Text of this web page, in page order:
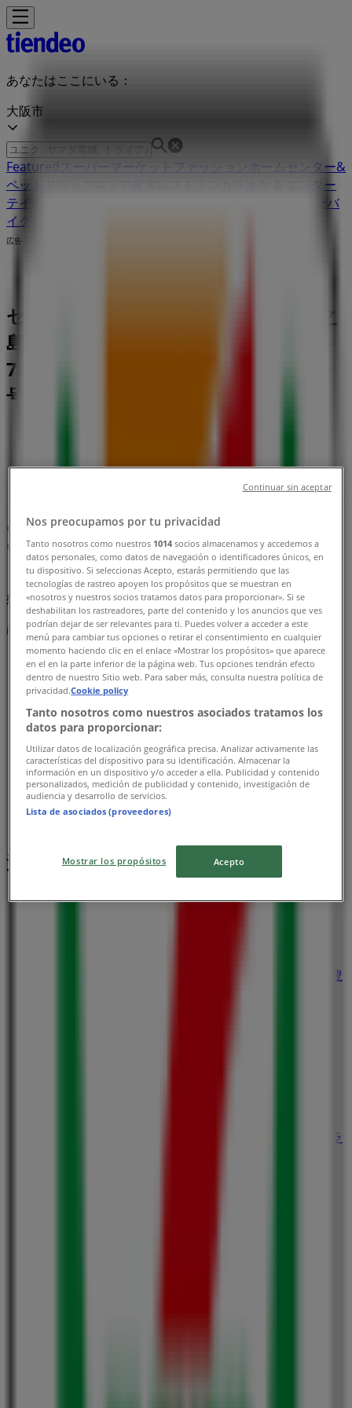
あなたはここにいる：
大阪市
Featured スーパーマーケット ファッション ホームセンター&
ペット
カラオケ & エンター
テイメント
車&モーターバ
イク
広告
セブンイレブン 大阪府大阪市北区中之
島2-2-7 | 大阪府大阪市北区中之島2-2-
7, 大阪市：チラシと営業時間、電話番
号
大阪市のセブンイレブン»
マップ
06-4707-2711
マップ
06-4707-2711
まもなく セブンイレブン>のカタログ・クーポンの掲載を開
始！
広告
近くのお店
大阪府豊中市庄内西町5丁目1番22号 イオンタウン豊
大阪府大阪市中央区南船場3丁目7番地27号パワードラ
Nos preocupamos por tu privacidad
Tanto nosotros como nuestros 1014 socios almacenamos y accedemos a
datos personales, como datos de navegación o identificadores únicos, en
tu dispositivo. Si seleccionas Acepto, estarás permitiendo que las
tecnologías de rastreo apoyen los propósitos que se muestran en
«nosotros y nuestros socios tratamos datos para proporcionar». Si se
deshabilitan los rastreadores, parte del contenido y los anuncios que ves
podrían dejar de ser relevantes para ti. Puedes volver a acceder a este
menú para cambiar tus opciones o retirar el consentimiento en cualquier
momento haciendo clic en el enlace «Mostrar los propósitos» que aparece
en el en la parte inferior de la página web. Tus opciones tendrán efecto
dentro de nuestro Sitio web. Para saber más, consulta nuestra política de
privacidad.Cookie policy
Tanto nosotros como nuestros asociados tratamos los
datos para proporcionar:
Utilizar datos de localización geográfica precisa. Analizar activamente las
características del dispositivo para su identificación. Almacenar la
información en un dispositivo y/o acceder a ella. Publicidad y contenido
personalizados, medición de publicidad y contenido, investigación de
audiencia y desarrollo de servicios.
Lista de asociados (proveedores)
Mostrar los propósitos Acepto
Continuar sin aceptar